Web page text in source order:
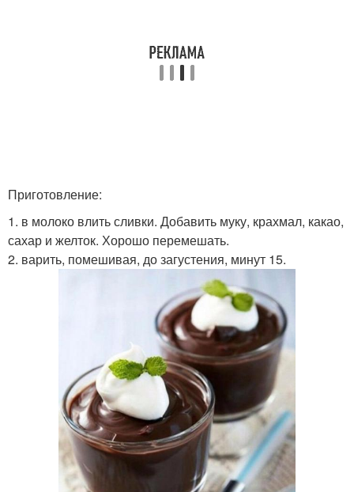
Приготовление:
1. в молоко влить сливки. Добавить муку, крахмал, какао,
сахар и желток. Хорошо перемешать.
2. варить, помешивая, до загустения, минут 15.